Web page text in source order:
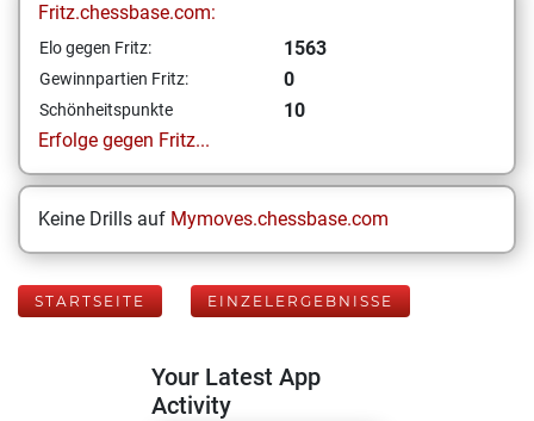
Fritz.chessbase.com:
Elo gegen Fritz: 1563
Gewinnpartien Fritz: 0
Schönheitspunkte
10
Erfolge gegen Fritz...
Keine Drills auf Mymoves.chessbase.com
STARTSEITE EINZELERGEBNISSE
Your Latest App
Activity